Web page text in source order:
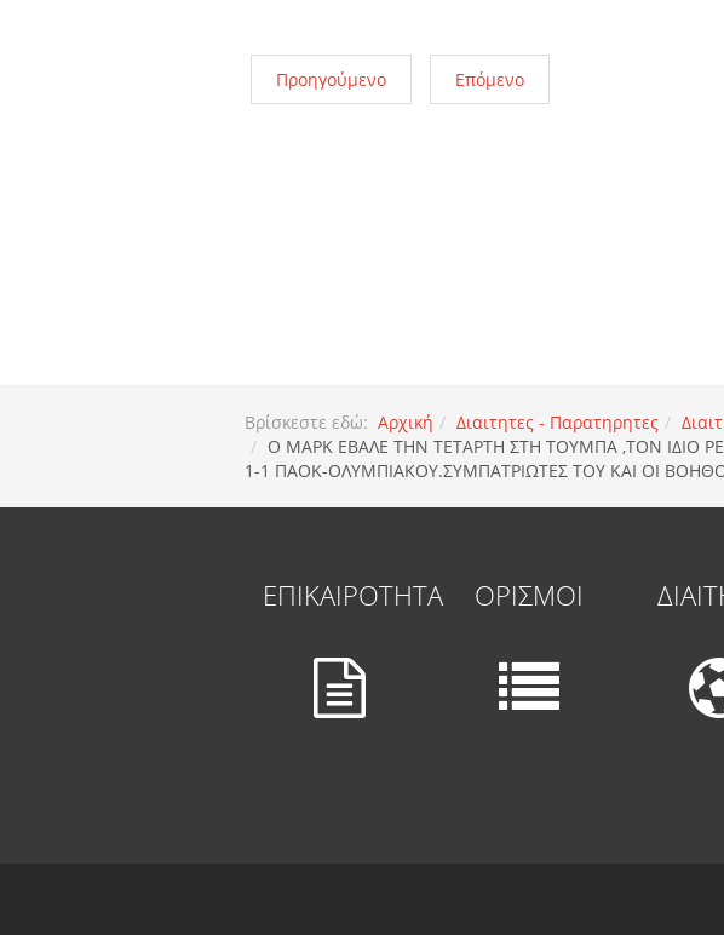
Προηγούμενο Επόμενο
Βρίσκεστε εδώ: Αρχική Διαιτητες - Παρατηρητες
Ο ΜΑΡΚ ΕΒΑΛΕ ΤΗΝ ΤΕΤΑΡΤΗ ΣΤΗ ΤΟΥΜΠΑ ,ΤΟΝ ΙΔΙΟ
1-1 ΠΑΟΚ-ΟΛΥΜΠΙΑΚΟΥ.ΣΥΜΠΑΤΡΙΩΤΕΣ ΤΟΥ ΚΑΙ ΟΙ
ΕΠΙΚΑΙΡΟΤΗΤΑ ΟΡΙΣΜΟΙ